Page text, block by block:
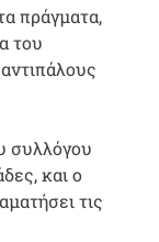
πράγματα,
του
συλλόγου
και ο
τις